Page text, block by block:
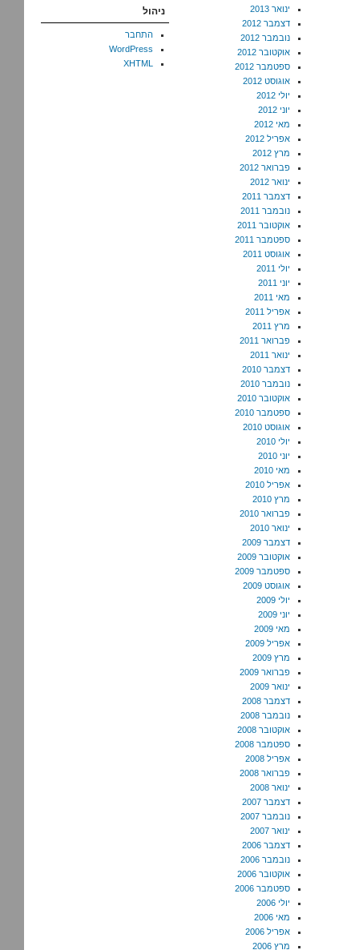
ינואר 2013
דצמבר 2012
נובמבר 2012
אוקטובר 2012
ספטמבר 2012
אוגוסט 2012
יולי 2012
יוני 2012
מאי 2012
אפריל 2012
מרץ 2012
פברואר 2012
ינואר 2012
דצמבר 2011
נובמבר 2011
אוקטובר 2011
ספטמבר 2011
אוגוסט 2011
יולי 2011
יוני 2011
מאי 2011
אפריל 2011
מרץ 2011
פברואר 2011
ינואר 2011
דצמבר 2010
נובמבר 2010
אוקטובר 2010
ספטמבר 2010
אוגוסט 2010
יולי 2010
יוני 2010
מאי 2010
אפריל 2010
מרץ 2010
פברואר 2010
ינואר 2010
דצמבר 2009
אוקטובר 2009
ספטמבר 2009
אוגוסט 2009
יולי 2009
יוני 2009
מאי 2009
אפריל 2009
מרץ 2009
פברואר 2009
ינואר 2009
דצמבר 2008
נובמבר 2008
אוקטובר 2008
ספטמבר 2008
אפריל 2008
פברואר 2008
ינואר 2008
דצמבר 2007
נובמבר 2007
ינואר 2007
דצמבר 2006
נובמבר 2006
אוקטובר 2006
ספטמבר 2006
יולי 2006
מאי 2006
אפריל 2006
מרץ 2006
ניהול
התחבר
WordPress
XHTML